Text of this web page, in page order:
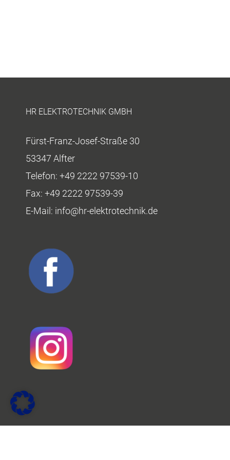
HR ELEKTROTECHNIK GMBH
Fürst-Franz-Josef-Straße 30
53347 Alfter
Telefon: +49 2222 97539-10
Fax: +49 2222 97539-39
E-Mail: info@hr-elektrotechnik.de